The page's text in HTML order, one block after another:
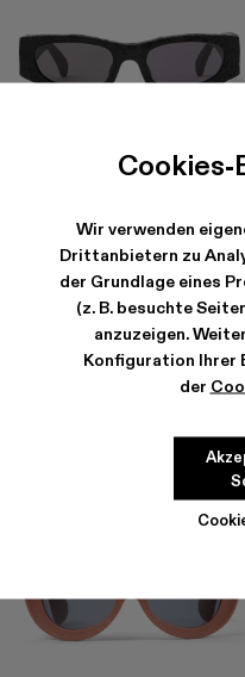
Cookies-
Wir verwenden
Drittanbietern zu
der Grundlage eines
(z. B. besuchte
anzuzeigen.
Konfiguration Ihrer
der
290 €